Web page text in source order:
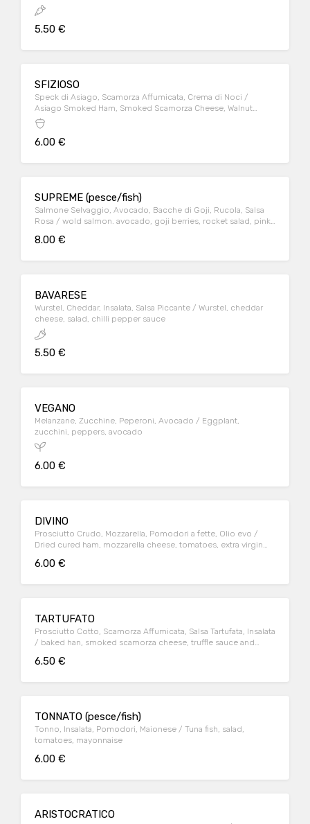
5.50 €
SFIZIOSO
Speck di Asiago, Scamorza Affumicata, Crema di Noci /
Asiago Smoked Ham, Smoked Scamorza Cheese, Walnut
Cream
6.00 €
SUPREME (pesce/fish)
Salmone Selvaggio, Avocado, Bacche di Goji, Rucola, Salsa
Rosa / wold salmon. avocado, goji berries, rocket salad, pink
8.00 €
BAVARESE
Wurstel, Cheddar, Insalata, Salsa Piccante / Wurstel, cheddar
cheese, salad, chilli pepper sauce
5.50 €
VEGANO
Melanzane, Zucchine, Peperoni, Avocado / Eggplant,
zucchini, peppers, avocado
6.00 €
DIVINO
Prosciutto Crudo, Mozzarella, Pomodori a fette, Olio evo /
Dried cured ham, mozzarella cheese, tomatoes, extra virgin
6.00 €
TARTUFATO
Prosciutto Cotto, Scamorza Affumicata, Salsa Tartufata, Insalata
/ baked han, smoked scamorza cheese, truffle sauce and
6.50 €
TONNATO (pesce/fish)
Tonno, Insalata, Pomodori, Maionese / Tuna fish, salad,
tomatoes, mayonnaise
6.00 €
ARISTOCRATICO